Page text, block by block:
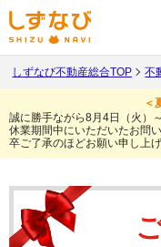
しずなび不動産総合TOP 不
＜
誠に勝手ながら8月4日（火）
休業期間中にいただいたお問
卒ご了承のほどお願い申し上げ